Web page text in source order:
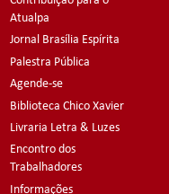
Atualpa
Jornal Brasília Espírita
Palestra Pública
Agende-se
Biblioteca Chico Xavier
Livraria Letra & Luzes
Encontro dos
Trabalhadores
Informações